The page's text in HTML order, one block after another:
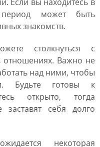
может быть
знакомств.
столкнуться с
отношениях. Важно не
над ними, чтобы
Будьте готовы к
открыто, тогда
себя долго
некоторая